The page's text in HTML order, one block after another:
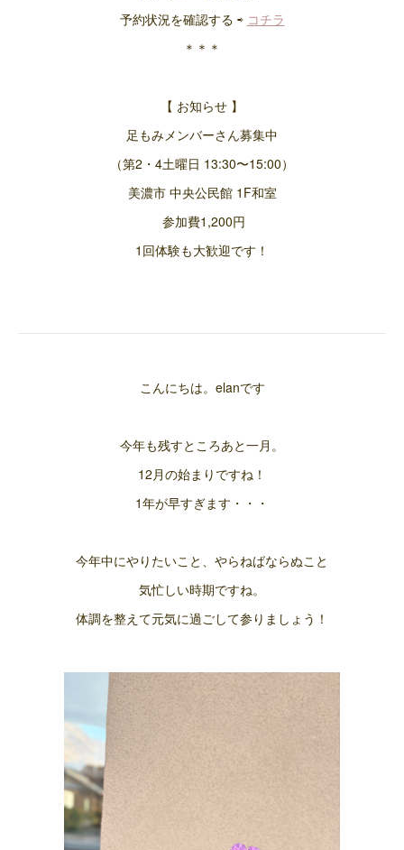
予約状況を確認する ⇨ コチラ
＊＊＊
【 お知らせ 】
足もみメンバーさん募集中
（第2・4土曜日 13:30〜15:00）
美濃市 中央公民館 1F和室
参加費1,200円
1回体験も大歓迎です！
こんにちは。elanです
今年も残すところあと一月。
12月の始まりですね！
1年が早すぎます・・・
今年中にやりたいこと、やらねばならぬこと
気忙しい時期ですね。
体調を整えて元気に過ごして参りましょう！